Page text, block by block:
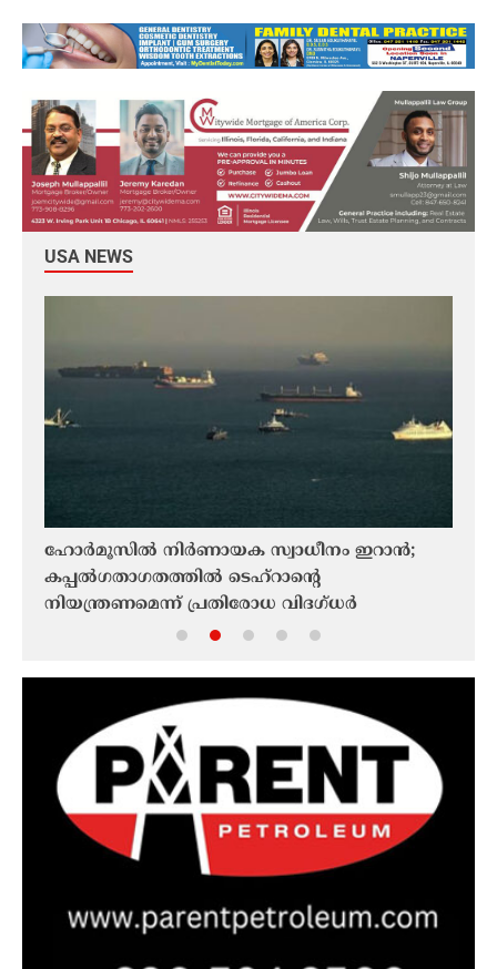
USA NEWS
ഹോർമൂസിൽ നിർണായക സ്വാധീനം ഇറാന്‍;
കപ്പൽഗതാഗതത്തിൽ ടെഹ്റാന്റെ
നിയന്ത്രണമെന്ന് പ്രതിരോധ വിദഗ്ധർ